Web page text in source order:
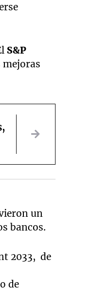
S&P
mejoras
un
bancos.
2033, de
de